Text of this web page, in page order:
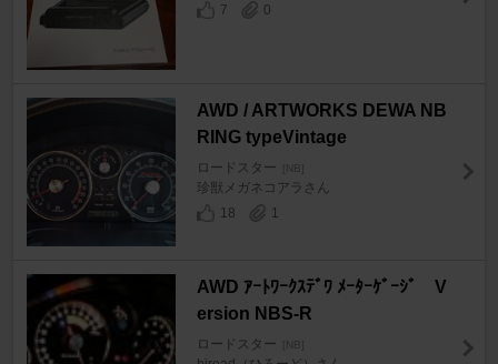
7
0
AWD / ARTWORKS DEWA NB
RING typeVintage
ロードスター [NB]
珍獣メガネコアラさん
18
1
AWD ｱｰﾄﾜｰｸｽﾃﾞﾜ ﾒｰﾀｰｹﾞｰｼﾞ V
ersion NBS-R
ロードスター [NB]